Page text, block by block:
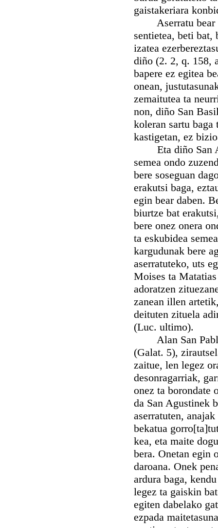
gaistakeriara
Aserratu bear
sentietea, beti
izatea
diño (2. 2, q. 158,
bapere ez egitea
onean,
zemaitutea ta
non, diño San
koleran sartu baga
kastigetan, ez
Eta diño San
semea ondo
bere soseguan
erakutsi baga,
egin bear daben.
biurtze bat
bere onez onera
ta eskubidea
kargudunak bere
aserratuteko, uts
Moises ta
adoratzen
zanean illen
deituten zituela
(Luc. ultimo).
Alan San Pablo
(Galat. 5),
zaitue, len legez
desonragarriak,
onez ta borondate
da San Agustinek
aserratuten,
bekatua
kea, eta maite
bera. Onetan egin
daroana. Onek
ardura baga,
legez ta gaiskin
egiten dabelako
ezpada